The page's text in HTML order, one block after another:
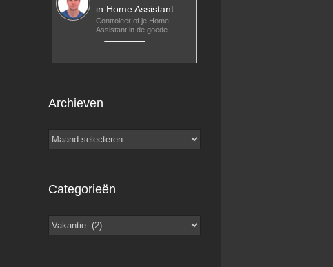
in Home Assistant
Controleer of je Home-
Assistant in de goede…
Archieven
Archieven
Categorieën
Categorieën